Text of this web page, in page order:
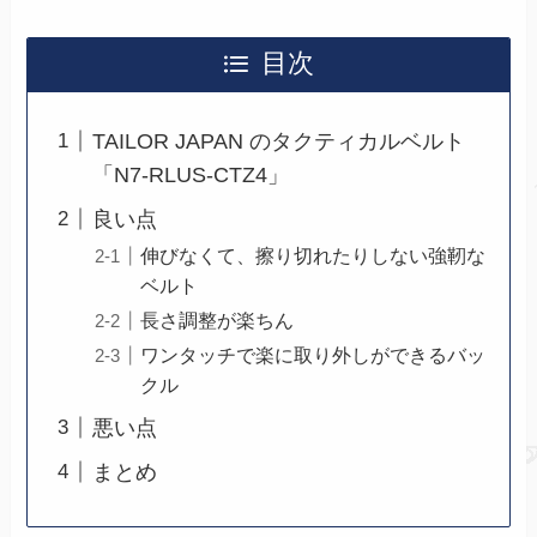
目次
TAILOR JAPAN のタクティカルベルト
「N7-RLUS-CTZ4」
良い点
伸びなくて、擦り切れたりしない強靭な
ベルト
長さ調整が楽ちん
ワンタッチで楽に取り外しができるバッ
クル
悪い点
まとめ